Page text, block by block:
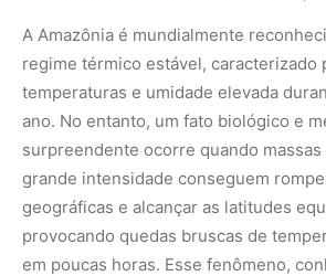
A Amazônia é mundialmente
regime térmico estável, caracterizado
temperaturas e umidade elevada
ano. No entanto, um fato biológico e
surpreendente ocorre quando massas
grande intensidade conseguem
geográficas e alcançar as latitudes
provocando quedas bruscas de
em poucas horas. Esse fenômeno,